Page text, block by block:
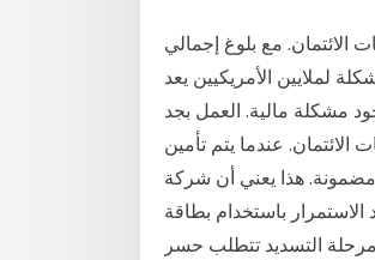
مع بلوغ إجمالي
تمثل مشكلة لملايين الأمريكيين يعد
مشكلة مالية. العمل بجد
عندما يتم تأمين
مضمونة. هذا يعني أن شركة
باستخدام بطاقة
مرحلة التسديد تتطلب حسر